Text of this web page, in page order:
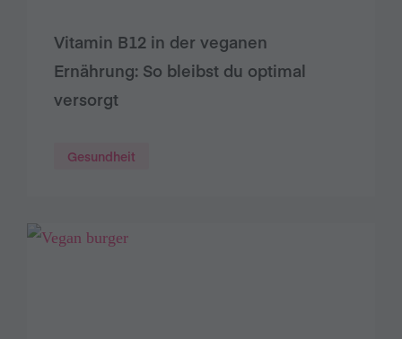
Vitamin B12 in der veganen
Ernährung: So bleibst du optimal
versorgt
Gesundheit